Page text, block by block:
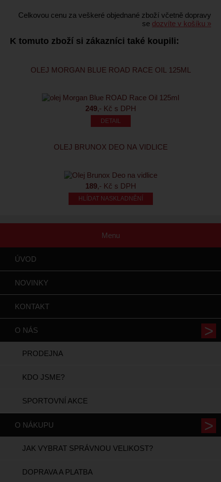
Celkovou cenu za veškeré objednané zboží včetně dopravy
se dozvíte v košíku »
K tomuto zboží si zákazníci také koupili:
OLEJ MORGAN BLUE ROAD RACE OIL 125ML
249,- Kč s DPH
OLEJ BRUNOX DEO NA VIDLICE
189,- Kč s DPH
HLÍDAT NASKLADNĚNÍ
Menu
ÚVOD
NOVINKY
KONTAKT
O NÁS
PRODEJNA
KDO JSME?
SPORTOVNÍ AKCE
O NÁKUPU
JAK VYBRAT SPRÁVNOU VELIKOST?
DOPRAVA A PLATBA